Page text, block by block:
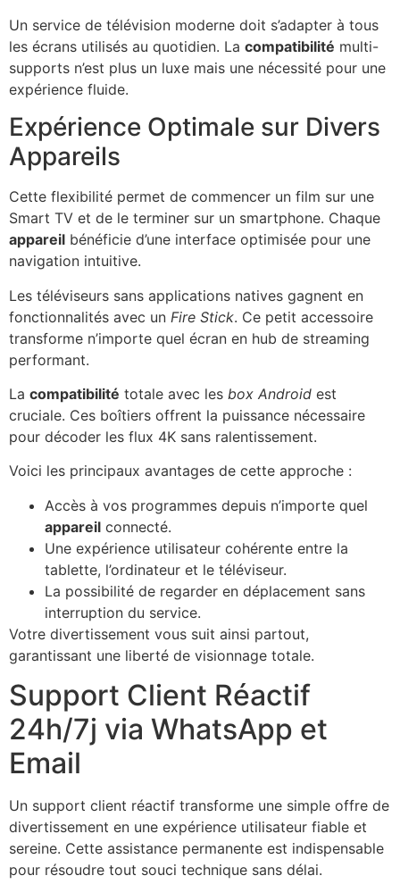
Un service de télévision moderne doit s’adapter à tous
les écrans utilisés au quotidien. La compatibilité multi-
supports n’est plus un luxe mais une nécessité pour une
expérience fluide.
Expérience Optimale sur Divers
Appareils
Cette flexibilité permet de commencer un film sur une
Smart TV et de le terminer sur un smartphone. Chaque
appareil bénéficie d’une interface optimisée pour une
navigation intuitive.
Les téléviseurs sans applications natives gagnent en
fonctionnalités avec un Fire Stick. Ce petit accessoire
transforme n’importe quel écran en hub de streaming
performant.
La compatibilité totale avec les box Android est
cruciale. Ces boîtiers offrent la puissance nécessaire
pour décoder les flux 4K sans ralentissement.
Voici les principaux avantages de cette approche :
Accès à vos programmes depuis n’importe quel
appareil connecté.
Une expérience utilisateur cohérente entre la
tablette, l’ordinateur et le téléviseur.
La possibilité de regarder en déplacement sans
interruption du service.
Votre divertissement vous suit ainsi partout,
garantissant une liberté de visionnage totale.
Support Client Réactif
24h/7j via WhatsApp et
Email
Un support client réactif transforme une simple offre de
divertissement en une expérience utilisateur fiable et
sereine. Cette assistance permanente est indispensable
pour résoudre tout souci technique sans délai.